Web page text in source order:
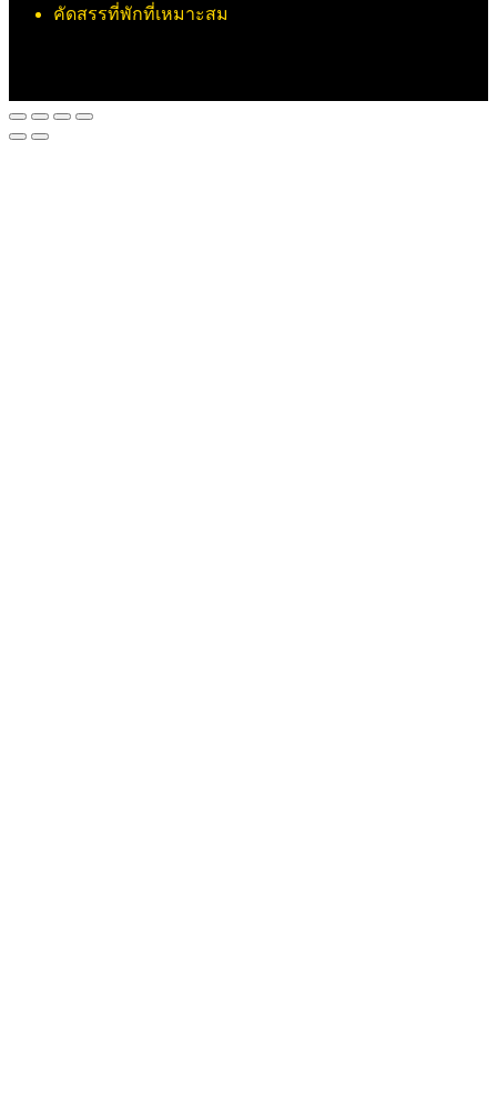
คัดสรรที่พักที่เหมาะสม